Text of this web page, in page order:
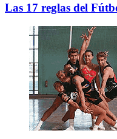
Las 17 reglas del